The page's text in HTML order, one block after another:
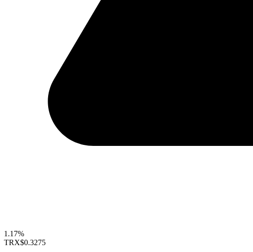
1.17%
TRX$0.3275